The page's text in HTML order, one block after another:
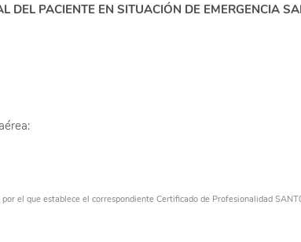
DEL PACIENTE EN SITUACIÓN DE EMERGENCIA
el que establece el correspondiente Certificado de Profesionalidad